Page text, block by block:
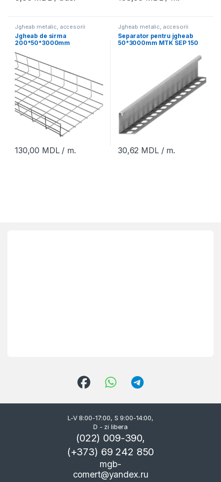
Jgheab metalic, accesorii
Jgheab de sirma
200*50*3000mm
130,00 MDL/ m.
Jgheab metalic, accesorii
Separator pentru jgheab
50*3000mm MTK SEP 150
30,62 MDL/ m.
L-V 8:00-17:00, S 9:00-14:00,
D - zi libera
(022) 009-390,
(+373) 69 242 850
mgb-
comert@yandex.ru